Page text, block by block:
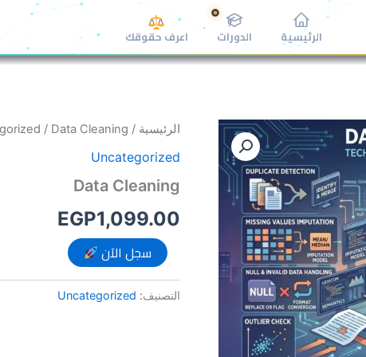
الرئيسية الدورات اعرف حقوقك
الرئيسية /
/ Data Cleaning
Uncategorized
Data Cleaning
EGP1,099.00
كمية
Cleaning
سجل الآن
التصنيف: Uncategorized